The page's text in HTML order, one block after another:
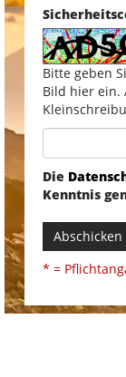
Bitte geben
Bild hier ein.
Die
Kenntnis
Abschicken
* =